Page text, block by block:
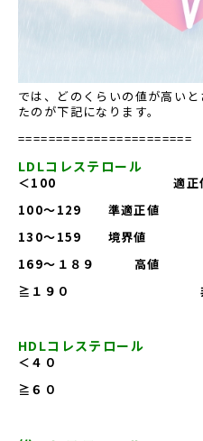
では、どのくらいの値が高い
たのが下記になります。
=======================
LDLコレステロール
＜100 適正
100〜129 準適正値
130〜159 境界値
169〜１８９ 高値
≧１９０ 非常
HDLコレステロール
＜４０ 低
≧６０ 高